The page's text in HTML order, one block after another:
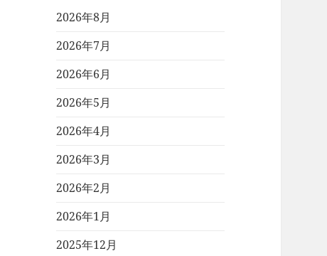
2026年8月
2026年7月
2026年6月
2026年5月
2026年4月
2026年3月
2026年2月
2026年1月
2025年12月